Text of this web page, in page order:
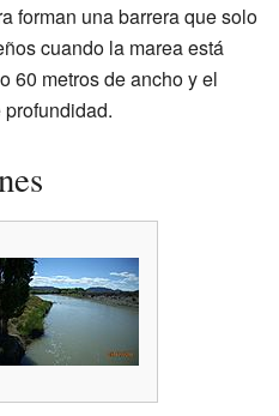
forman una barrera que solo
cuando la marea está
60 metros de ancho y el